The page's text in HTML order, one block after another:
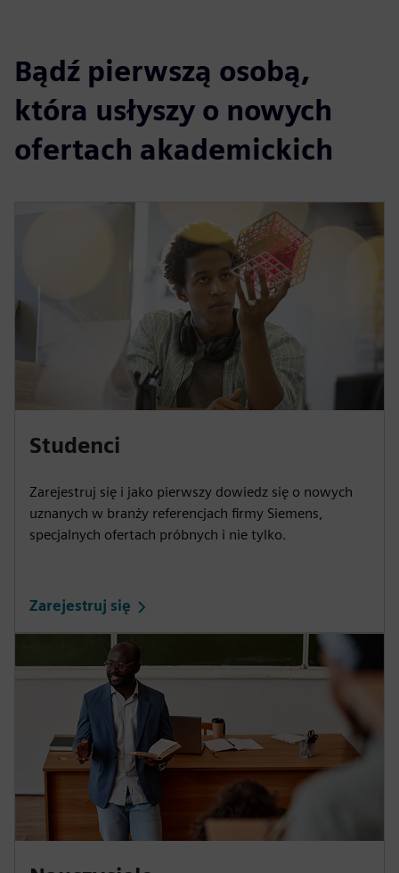
Bądź pierwszą osobą,
która usłyszy o nowych
ofertach akademickich
Studenci
Zarejestruj się i jako pierwszy dowiedz się o nowych
uznanych w branży referencjach firmy Siemens,
specjalnych ofertach próbnych i nie tylko.
Zarejestruj się